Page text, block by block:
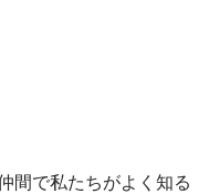
間で私たちがよく知る